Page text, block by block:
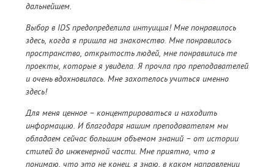
дальнейшем.
Выбор в IDS предопределила интуиция! Мне понравилось
здесь, когда я пришла на знакомство. Мне понравилось
пространство, открытость людей, мне понравились те
проекты, которые я увидела. Я прочла про преподавателей
и очень вдохновилась. Мне захотелось учиться именно
здесь!
Для меня ценное – концентрироваться и находить
информацию. И благодаря нашим преподавателям мы
обладаем сейчас большим объемом знаний – от истории
стилей до инженерной части. Мне приятно, что я
понимаю, что это не конец, я знаю, в каком направлении